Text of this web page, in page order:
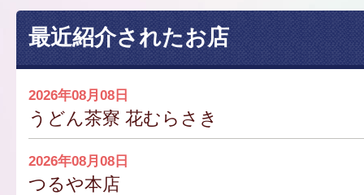
最近紹介されたお店
2026年08月08日
うどん茶寮 花むらさき
2026年08月08日
つるや本店